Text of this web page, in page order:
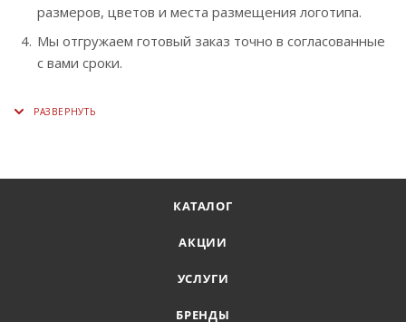
размеров, цветов и места размещения логотипа.
Мы отгружаем готовый заказ точно в согласованные
с вами сроки.
КАТАЛОГ
АКЦИИ
УСЛУГИ
БРЕНДЫ